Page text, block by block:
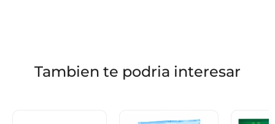
Tambien te podria interesar